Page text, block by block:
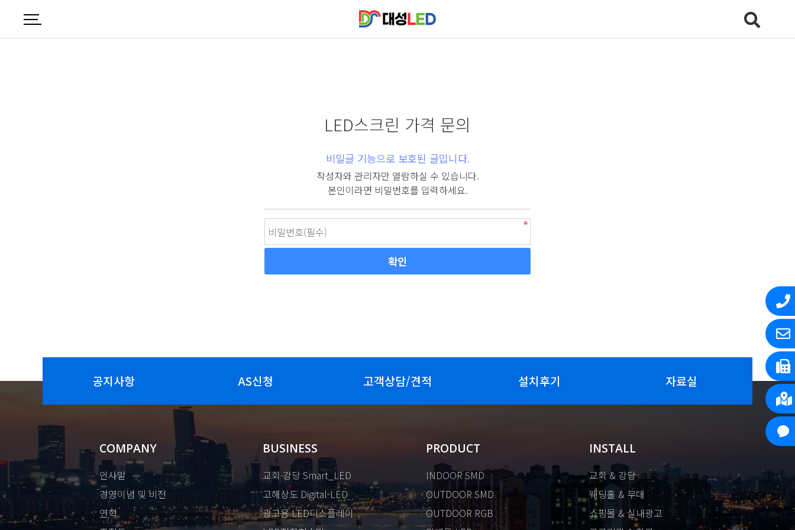
LED스크린 가격 문의
비밀글 기능으로 보호된 글입니다.
작성자와 관리자만 열람하실 수 있습니다.
본인이라면 비밀번호를 입력하세요.
공지사항 AS신청 고객상담/견적 설치후기 자료실
COMPANY
인사말
경영이념 및 비전
연혁
BUSINESS
교회·강당 Smart_LED
고해상도 Digital-LED
광고용 LED디스플레이
PRODUCT
INDOOR SMD
OUTDOOR SMD
OUTDOOR RGB
INSTALL
교회 & 강당
웨딩홀 & 무대
쇼핑몰 & 실내광고